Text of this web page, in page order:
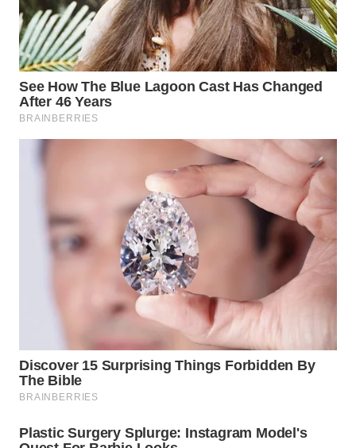
WN
LIKUPANG
WN
LABUANBAJO
WN
WAHANA
WAHANA
ADVOKAT
WAHANA